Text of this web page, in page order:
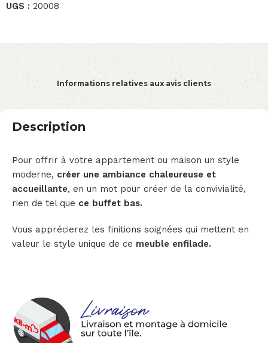
UGS : 20008
Informations relatives aux avis clients
Description
Pour offrir à votre appartement ou maison un style
moderne, créer une ambiance chaleureuse et
accueillante, en un mot pour créer de la convivialité,
rien de tel que ce buffet bas.
Vous apprécierez les finitions soignées qui mettent en
valeur le style unique de ce meuble enfilade.